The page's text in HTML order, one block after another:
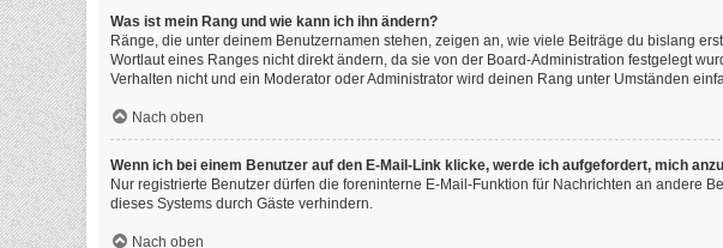
Was ist mein Rang und wie kann ich ihn ändern?
Ränge, die unter deinem Benutzernamen stehen, zeigen an, wie viele Beiträge du bislang
Wortlaut eines Ranges nicht direkt ändern, da sie von der Board-Administration festgelegt
Verhalten nicht und ein Moderator oder Administrator wird deinen Rang unter Umständen
Nach oben
Wenn ich bei einem Benutzer auf den E-Mail-Link klicke, werde ich aufgefordert, mich
Nur registrierte Benutzer dürfen die foreninterne E-Mail-Funktion für Nachrichten an andere
dieses Systems durch Gäste verhindern.
Nach oben